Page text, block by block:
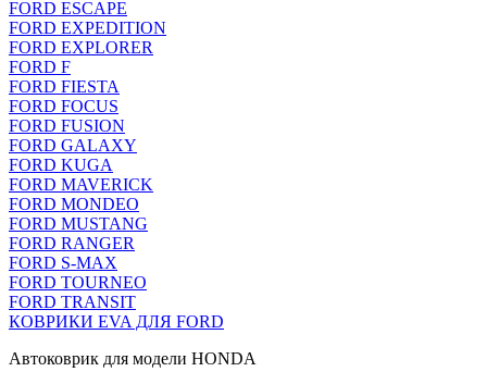
FORD ESCAPE
FORD EXPEDITION
FORD EXPLORER
FORD F
FORD FIESTA
FORD FOCUS
FORD FUSION
FORD GALAXY
FORD KUGA
FORD MAVERICK
FORD MONDEO
FORD MUSTANG
FORD RANGER
FORD S-MAX
FORD TOURNEO
FORD TRANSIT
КОВРИКИ EVA ДЛЯ FORD
Автоковрик для модели HONDA